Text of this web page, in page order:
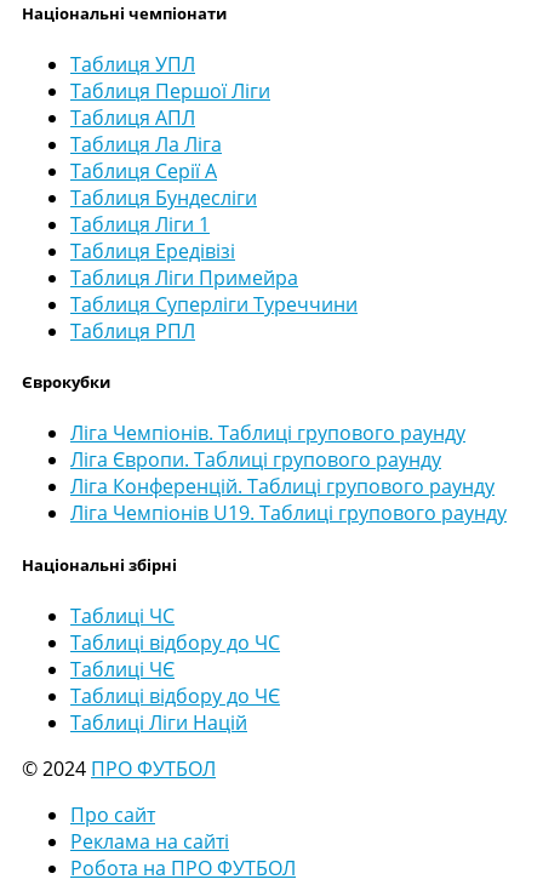
Національні чемпіонати
Таблиця УПЛ
Таблиця Першої Ліги
Таблиця АПЛ
Таблиця Ла Ліга
Таблиця Серії А
Таблиця Бундесліги
Таблиця Ліги 1
Таблиця Ередівізі
Таблиця Ліги Примейра
Таблиця Суперліги Туреччини
Таблиця РПЛ
Єврокубки
Ліга Чемпіонів. Таблиці групового раунду
Ліга Європи. Таблиці групового раунду
Ліга Конференцій. Таблиці групового раунду
Ліга Чемпіонів U19. Таблиці групового раунду
Національні збірні
Таблиці ЧС
Таблиці відбору до ЧС
Таблиці ЧЄ
Таблиці відбору до ЧЄ
Таблиці Ліги Націй
© 2024 ПРО ФУТБОЛ
Про сайт
Реклама на сайті
Робота на ПРО ФУТБОЛ